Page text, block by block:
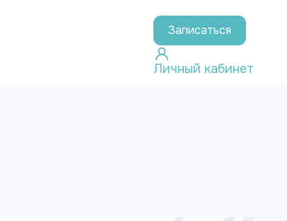
Записаться
Личный кабинет